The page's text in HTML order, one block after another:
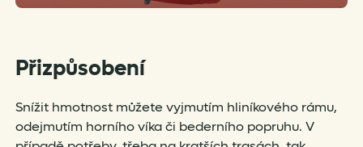
Přizpůsobení
Snížit hmotnost můžete vyjmutím hliníkového rámu,
odejmutím horního víka či bederního popruhu. V